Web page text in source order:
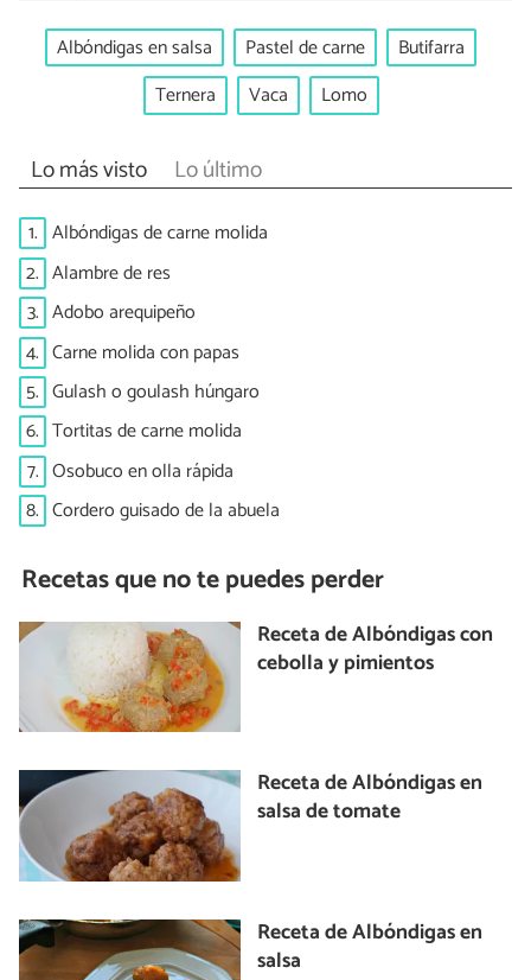
Albóndigas en salsa Pastel de carne
Butifarra
Ternera
Vaca Lomo
Lo más visto Lo último
1. Albóndigas de carne molida
2. Alambre de res
3. Adobo arequipeño
4. Carne molida con papas
5. Gulash o goulash húngaro
6. Tortitas de carne molida
7. Osobuco en olla rápida
8. Cordero guisado de la abuela
Recetas que no te puedes perder
Receta de Albóndigas con
cebolla y pimientos
Receta de Albóndigas en
salsa de tomate
Receta de Albóndigas en
salsa